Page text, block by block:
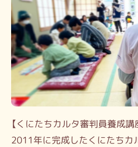
【くにたちカルタ審判員養成講
2011年に完成したくにたちカ